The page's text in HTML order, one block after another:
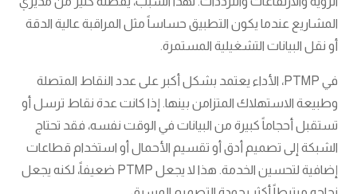
المشاريع عندما يكون التطبيق حساساً مثل المراقبة عالية الدقة
أو نقل البيانات التشغيلية المستمرة.
في PTMP، الأداء يعتمد بشكل أكبر على عدد النقاط المتصلة
وطبيعة الاستهلاك المتزامن بينها. إذا كانت عدة نقاط ترسل أو
تستقبل أحجاماً كبيرة من البيانات في الوقت نفسه، فقد تحتاج
الشبكة إلى تصميم أدق أو تقسيم الأحمال أو استخدام قطاعات
إضافية لتحسين الخدمة. هذا لا يجعل PTMP ضعيفاً، لكنه يجعل